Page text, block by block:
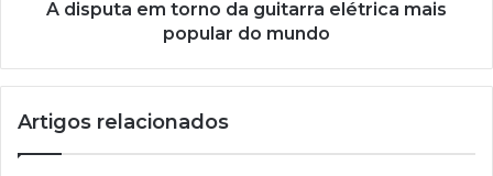
A disputa em torno da guitarra elétrica mais
popular do mundo
Artigos relacionados